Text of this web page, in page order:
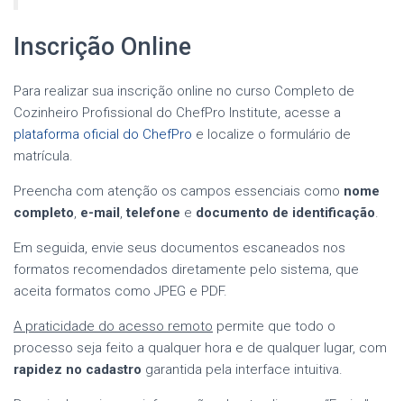
Inscrição Online
Para realizar sua inscrição online no curso Completo de
Cozinheiro Profissional do ChefPro Institute, acesse a
plataforma oficial do ChefPro e localize o formulário de
matrícula.
Preencha com atenção os campos essenciais como nome
completo, e-mail,telefone e documento de identificação.
Em seguida, envie seus documentos escaneados nos
formatos recomendados diretamente pelo sistema, que
aceita formatos como JPEG e PDF.
A praticidade do acesso remoto permite que todo o
processo seja feito a qualquer hora e de qualquer lugar, com
rapidez no cadastro garantida pela interface intuitiva.